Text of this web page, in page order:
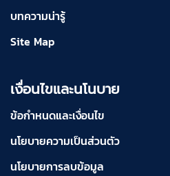
บทความน่ารู้
Site Map
เงื่อนไขและนโนบาย
ข้อกำหนดและเงื่อนไข
นโยบายความเป็นส่วนตัว
นโยบายการลบข้อมูล